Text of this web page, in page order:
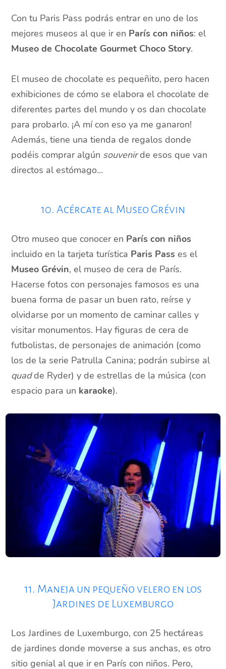
Con tu Paris Pass podrás entrar en uno de los
mejores museos al que ir en París con niños: el
Museo de Chocolate Gourmet Choco Story.
El museo de chocolate es pequeñito, pero hacen
exhibiciones de cómo se elabora el chocolate de
diferentes partes del mundo y os dan chocolate
para probarlo. ¡A mí con eso ya me ganaron!
Además, tiene una tienda de regalos donde
podéis comprar algún souvenirde esos que van
directos al estómago...
10. Acércate al Museo Grévin
Otro museo que conocer en París con niños
incluido en la tarjeta turística Paris Pass es el
Museo Grévin, el museo de cera de París.
Hacerse fotos con personajes famosos es una
buena forma de pasar un buen rato, reírse y
olvidarse por un momento de caminar calles y
visitar monumentos. Hay figuras de cera de
futbolistas, de personajes de animación (como
los de la serie Patrulla Canina; podrán subirse al
quadde Ryder) y de estrellas de la música (con
espacio para un karaoke).
11. Maneja un pequeño velero en los
Jardines de Luxemburgo
Los Jardines de Luxemburgo, con 25 hectáreas
de jardines donde moverse a sus anchas, es otro
sitio genial al que ir en París con niños. Pero,